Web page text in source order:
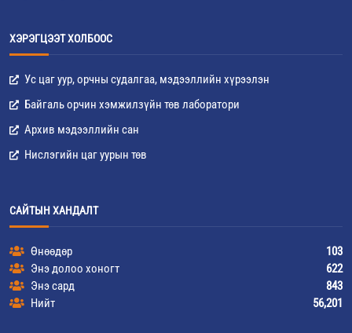
ХЭРЭГЦЭЭТ ХОЛБООС
Ус цаг уур, орчны судалгаа, мэдээллийн хүрээлэн
Байгаль орчин хэмжилзүйн төв лаборатори
Архив мэдээллийн сан
Нислэгийн цаг уурын төв
САЙТЫН ХАНДАЛТ
Өнөөдөр
103
Энэ долоо хоногт
622
Энэ сард
843
Нийт
56,201